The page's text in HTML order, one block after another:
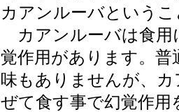
カアンルーバという
カアンルーバは食用
覚作用があります。
味もありませんが、
ぜて食す事で幻覚作用